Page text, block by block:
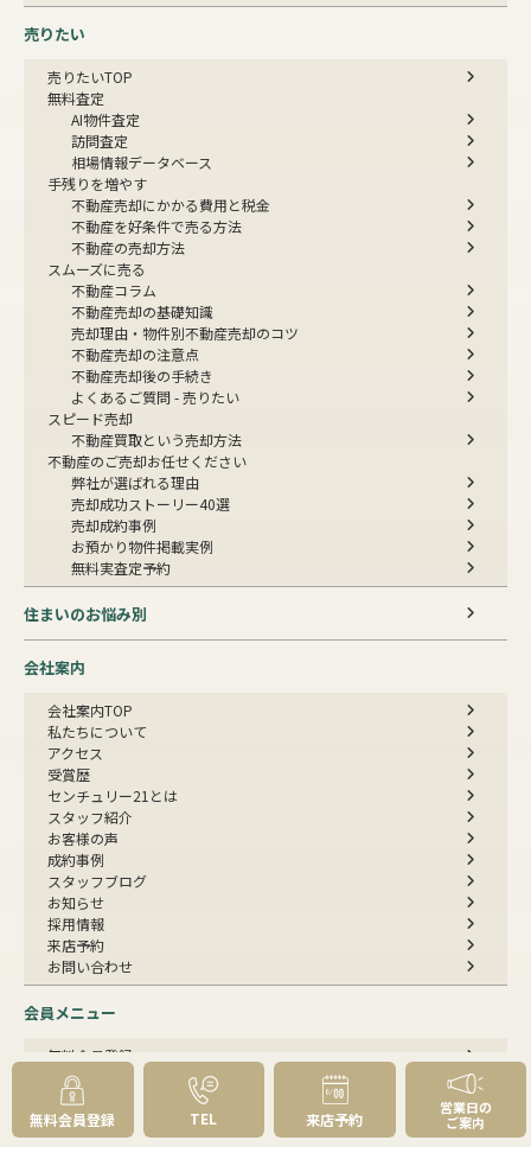
売りたい
売りたいTOP
無料査定
AI物件査定
訪問査定
相場情報データベース
手残りを増やす
不動産売却にかかる費用と税金
不動産を好条件で売る方法
不動産の売却方法
スムーズに売る
不動産コラム
不動産売却の基礎知識
売却理由・物件別不動産売却のコツ
不動産売却の注意点
不動産売却後の手続き
よくあるご質問 - 売りたい
スピード売却
不動産買取という売却方法
不動産のご売却お任せください
弊社が選ばれる理由
売却成功ストーリー40選
売却成約事例
お預かり物件掲載実例
無料実査定予約
住まいのお悩み別
会社案内
会社案内TOP
私たちについて
アクセス
受賞歴
センチュリー21とは
スタッフ紹介
お客様の声
成約事例
スタッフブログ
お知らせ
採用情報
来店予約
お問い合わせ
会員メニュー
無料会員登録
マイページログイン
FOLLOW
無料会員登録 TEL 来店予約
営業日の
ご案内